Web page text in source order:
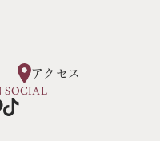
アクセス
SOCIAL